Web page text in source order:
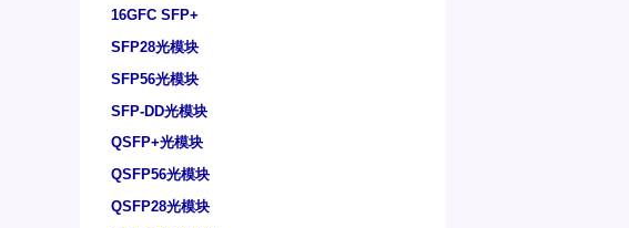
16GFC SFP+
SFP28光模块
SFP56光模块
SFP-DD光模块
QSFP+光模块
QSFP56光模块
QSFP28光模块